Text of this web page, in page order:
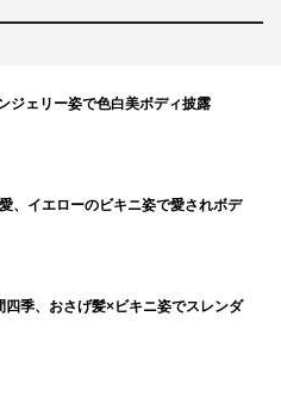
ジェリー姿で色白美ボディ披露
、イエローのビキニ姿で愛されボデ
季、おさげ髪×ビキニ姿でスレンダ